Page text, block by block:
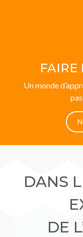
FAIRE
Un monde
DANS
DE